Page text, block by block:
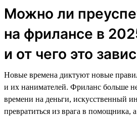
Можно ли
на фрилансе в
и от чего это
Новые времена диктуют новые
и их нанимателей. Фриланс больше
времени на деньги, искусственный
превратиться из врага в